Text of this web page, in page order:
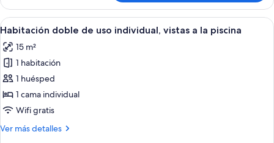
adultos)
doble
con
cama
(3
adultos)
Abrir
todas
las
fotos
de
Habitación
doble
uso
Habitación de hotel con cama,
7
Habitación doble de uso individual, vistas a la piscina
15 m²
1 habitación
1 huésped
1 cama individual
Wifi gratis
Ver más detalles
Más